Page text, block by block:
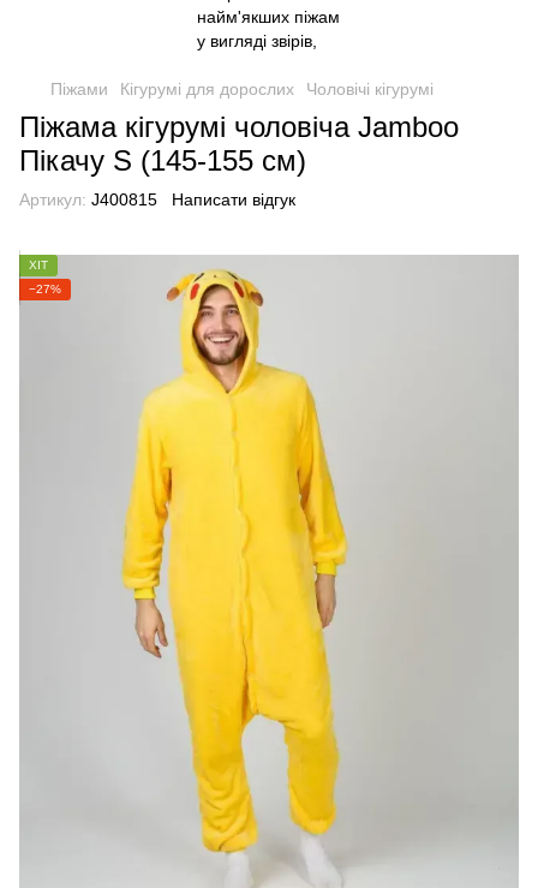
Піжами Кігурумі для дорослих Чоловічі кігурумі
Піжама кігурумі чоловіча Jamboo
Пікачу S (145-155 см)
Артикул: J400815 Написати відгук
ХІТ
−27%